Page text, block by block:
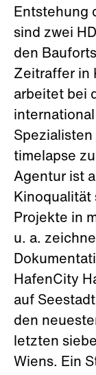
Entstehung
sind zwei
den
Zeitraffer in
arbeitet bei
Spezialisten
timelapse
Agentur ist
Kinoqualität
Projekte in
u. a.
HafenCity
auf
den
letzten
Wiens. Ein